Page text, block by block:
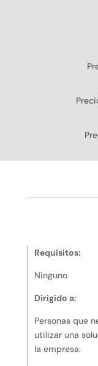
Requisitos:
Ninguno
Dirigido a:
Personas que
utilizar una
la empresa.